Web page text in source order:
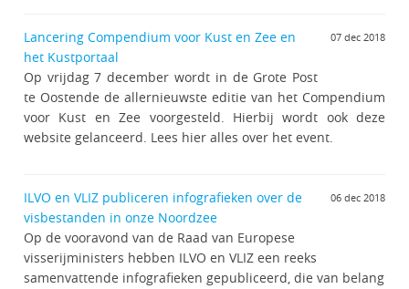
07 dec 2018
Lancering Compendium voor Kust en Zee en
het Kustportaal
Op vrijdag 7 december wordt in de Grote Post
te Oostende de allernieuwste editie van het Compendium
voor Kust en Zee voorgesteld. Hierbij wordt ook deze
website gelanceerd. Lees hier alles over het event.
06 dec 2018
ILVO en VLIZ publiceren infografieken over de
visbestanden in onze Noordzee
Op de vooravond van de Raad van Europese
visserijministers hebben ILVO en VLIZ een reeks
samenvattende infografieken gepubliceerd, die van belang